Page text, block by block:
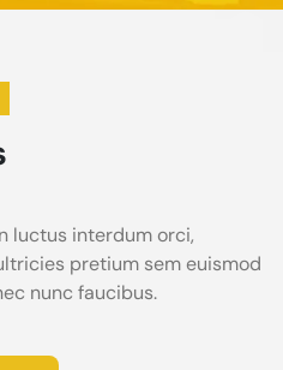
luctus interdum orci,
pretium sem euismod
nunc faucibus.